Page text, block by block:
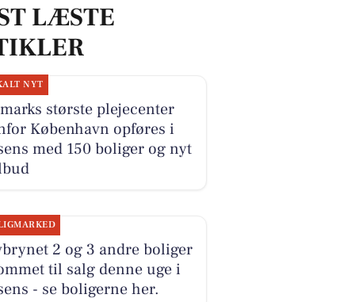
LÆSTE
NYT
største plejecenter
København opføres i
med 150 boliger og nyt
2 og 3 andre boliger
til salg denne uge i
- se boligerne her.